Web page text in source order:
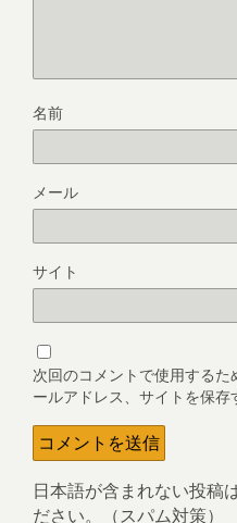
名前
メール
サイト
次回のコメントで使用する
ールアドレス、サイトを保存
日本語が含まれない投稿
ださい。（スパム対策）